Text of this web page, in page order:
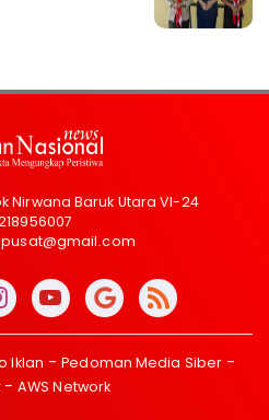
Nirwana Baruk Utara VI-24
Iklan
Pedoman Media Siber
AWS Network